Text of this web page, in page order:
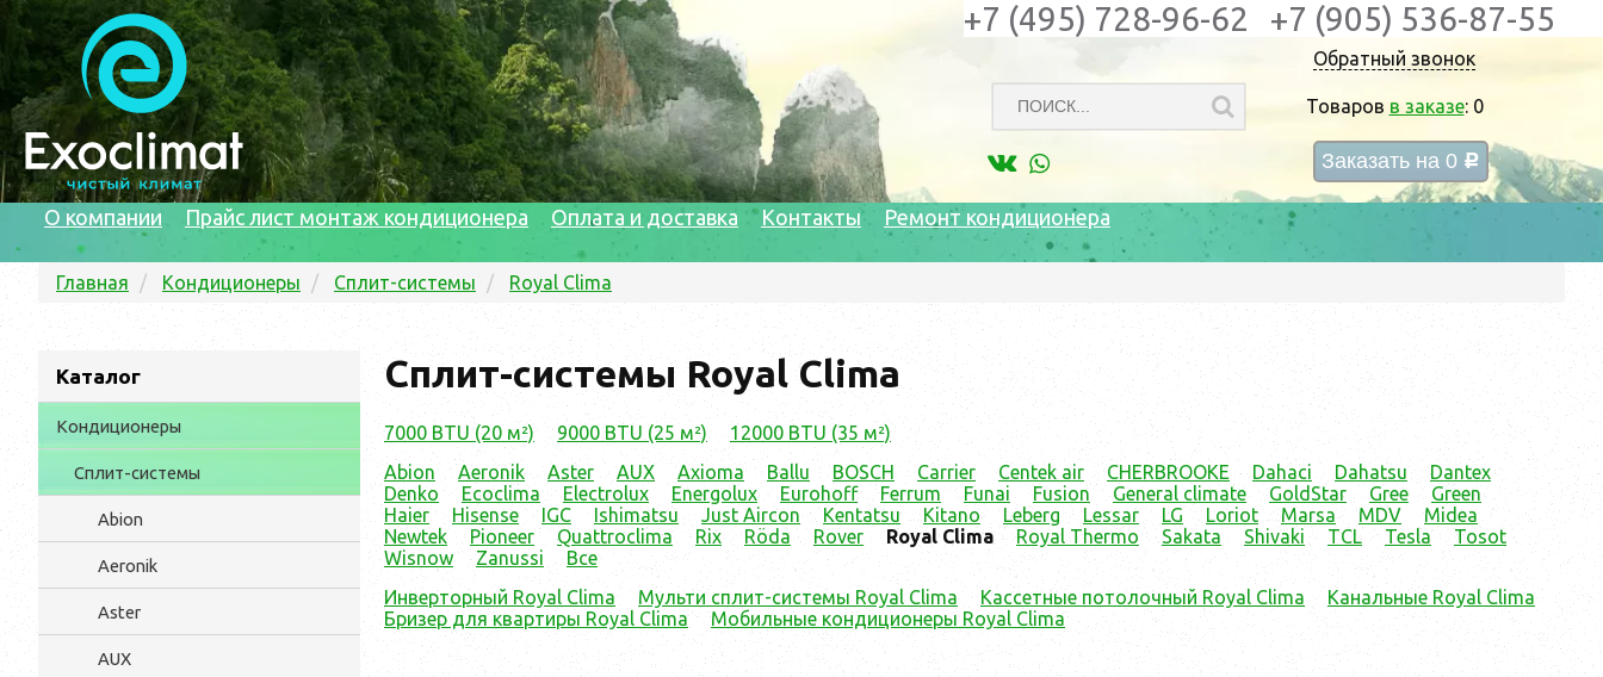
Обратный звонок
Товаров в заказе: 0
Заказать на 0 c
+7 (495) 728-96-62 +7 (905) 536-87-55
О компании Прайс лист монтаж кондиционера Оплата и доставка Контакты Ремонт кондиционера
Главная Кондиционеры Сплит-системы Royal Clima
Каталог
Кондиционеры
Сплит-системы
Abion
Aeronik
Aster
AUX
Сплит-системы Royal Clima
7000 BTU (20 м²) 9000 BTU (25 м²)
12000 BTU (35 м²)
Abion
Aeronik Aster AUX Axioma Ballu BOSCH Carrier Centek air CHERBROOKE Dahaci Dahatsu
Dantex
Denko
Ecoclima Electrolux Energolux Eurohoff Ferrum Funai Fusion General climate GoldStar Gree
Green
Haier
Hisense IGC Ishimatsu Just Aircon Kentatsu Kitano Leberg Lessar LG Loriot Marsa MDV
Midea
Newtek
Pioneer Quattroclima Rix Röda Rover Royal Clima Royal Thermo Sakata Shivaki TCL Tesla
Tosot
Wisnow
Zanussi
Все
Инверторный Royal Clima
Мульти сплит-системы Royal Clima Кассетные потолочный Royal Clima
Канальные Royal Clima
Бризер для квартиры Royal Clima
Мобильные кондиционеры Royal Clima